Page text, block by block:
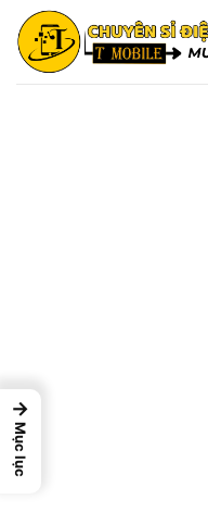
Skip
content
→
Mục lục